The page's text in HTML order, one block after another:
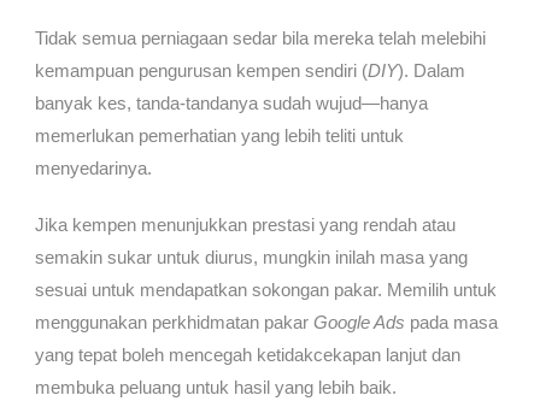
Tidak semua perniagaan sedar bila mereka telah melebihi
kemampuan pengurusan kempen sendiri (DIY). Dalam
banyak kes, tanda-tandanya sudah wujud—hanya
memerlukan pemerhatian yang lebih teliti untuk
menyedarinya.
Jika kempen menunjukkan prestasi yang rendah atau
semakin sukar untuk diurus, mungkin inilah masa yang
sesuai untuk mendapatkan sokongan pakar. Memilih untuk
menggunakan perkhidmatan pakar Google Ads pada masa
yang tepat boleh mencegah ketidakcekapan lanjut dan
membuka peluang untuk hasil yang lebih baik.